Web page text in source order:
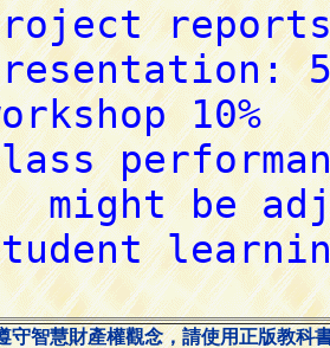
守智慧財產權觀念，請使用正版教科